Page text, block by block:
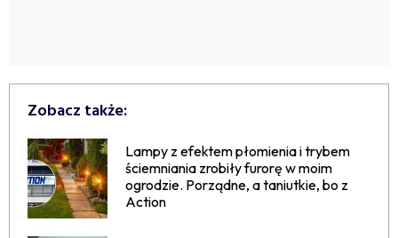
Zobacz także:
Lampy z efektem płomienia i trybem
ściemniania zrobiły furorę w moim
ogrodzie. Porządne, a taniutkie, bo z
Action